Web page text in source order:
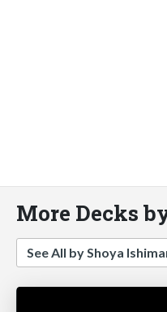
More Decks
See All by Shoya